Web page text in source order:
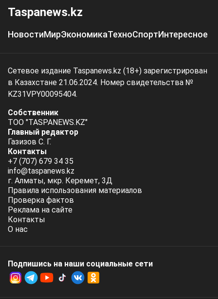
Taspanews.kz
НовостиМирЭкономикаТехноСпортИнтересное
Сетевое издание Taspanews.kz (18+) зарегистрирован
в Казахстане 21.06.2024. Номер свидетельства №
KZ31VPY00095404.
Собственник
ТОО "TASPANEWS.KZ"
Главный редактор
Газизов С. Г.
Контакты
+7 (707) 679 34 35
info@taspanews.kz
г. Алматы, мкр. Керемет, 3Д
Правила использования материалов
Проверка фактов
Реклама на сайте
Контакты
О нас
Подпишись на наши социальные cети